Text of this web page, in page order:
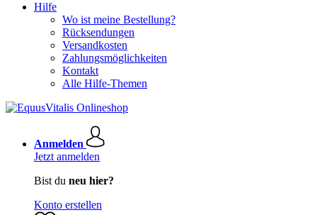
Hilfe
Wo ist meine Bestellung?
Rücksendungen
Versandkosten
Zahlungsmöglichkeiten
Kontakt
Alle Hilfe-Themen
Anmelden
Jetzt anmelden
Bist du neu hier?
Konto erstellen